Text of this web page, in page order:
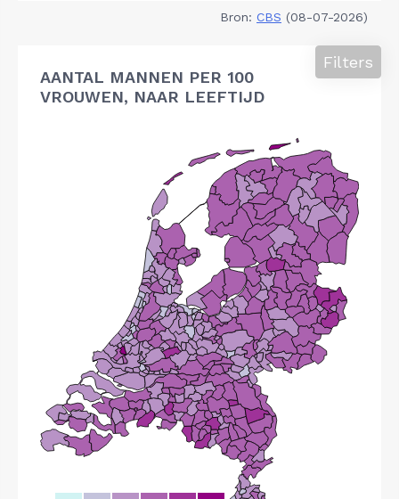
Bron: CBS (08-07-2026)
AANTAL MANNEN PER 100
VROUWEN, NAAR LEEFTIJD
Filters